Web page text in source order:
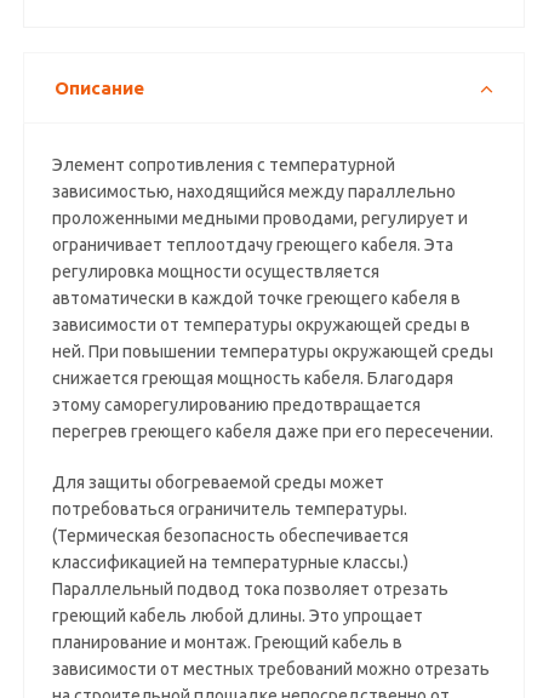
Описание
Элемент сопротивления с температурной
зависимостью, находящийся между параллельно
проложенными медными проводами, регулирует и
ограничивает теплоотдачу греющего кабеля. Эта
регулировка мощности осуществляется
автоматически в каждой точке греющего кабеля в
зависимости от температуры окружающей среды в
ней. При повышении температуры окружающей среды
снижается греющая мощность кабеля. Благодаря
этому саморегулированию предотвращается
перегрев греющего кабеля даже при его пересечении.
Для защиты обогреваемой среды может
потребоваться ограничитель температуры.
(Термическая безопасность обеспечивается
классификацией на температурные классы.)
Параллельный подвод тока позволяет отрезать
греющий кабель любой длины. Это упрощает
планирование и монтаж. Греющий кабель в
зависимости от местных требований можно отрезать